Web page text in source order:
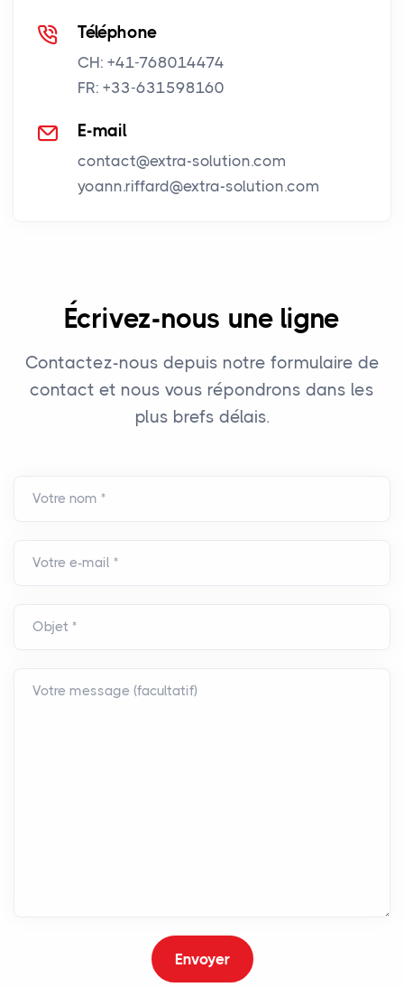
Téléphone
CH: +41-768014474
FR: +33-631598160
E-mail
contact@extra-solution.com
yoann.riffard@extra-solution.com
Écrivez-nous une ligne
Contactez-nous depuis notre formulaire de
contact et nous vous répondrons dans les
plus brefs délais.